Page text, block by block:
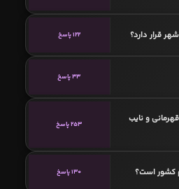
قرار دارد؟ 122 پاسخ
33 پاسخ
و نایب
253 پاسخ
کشور است؟ 130 پاسخ